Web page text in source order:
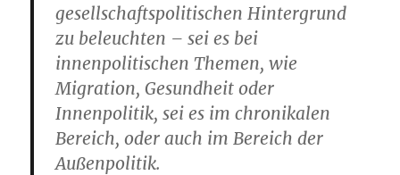
gesellschaftspolitischen Hintergrund
zu beleuchten – sei es bei
innenpolitischen Themen, wie
Migration, Gesundheit oder
Innenpolitik, sei es im chronikalen
Bereich, oder auch im Bereich der
Außenpolitik.